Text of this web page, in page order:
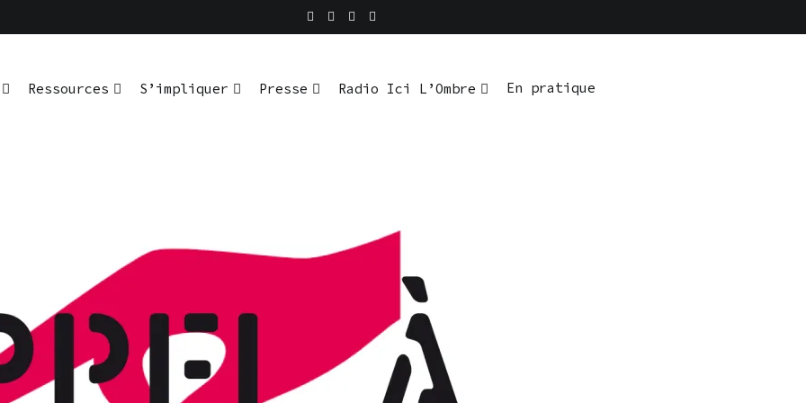
Ressources S’impliquer Presse Radio Ici L’Ombre En pratique